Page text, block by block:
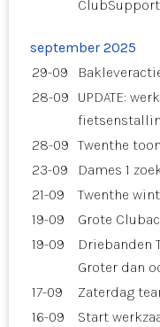
ClubSupport
september 2025
29-09
28-09
UPDATE:
28-09 Twenthe
23-09
Dames 1
21-09
Twenthe
19-09
Grote
19-09
Driebanden
Groter dan
17-09
Zaterdag
16-09
Start